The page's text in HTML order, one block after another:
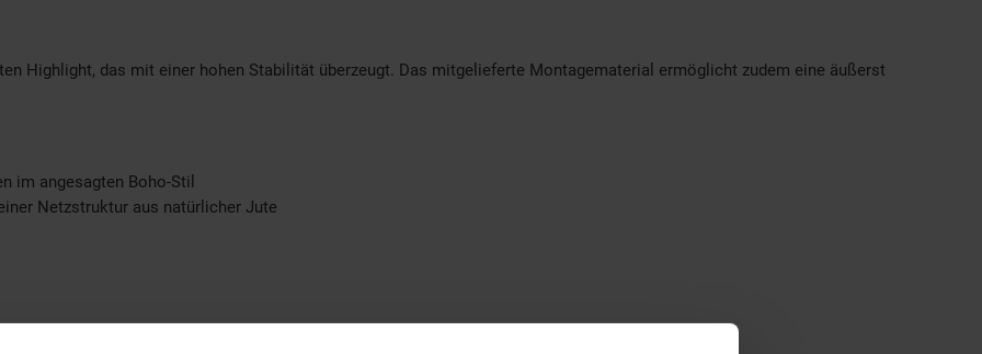
Highlight, das mit einer hohen Stabilität überzeugt. Das mitgelieferte Montagematerial ermöglicht zudem eine äußerst
im angesagten Boho-Stil
Netzstruktur aus natürlicher Jute